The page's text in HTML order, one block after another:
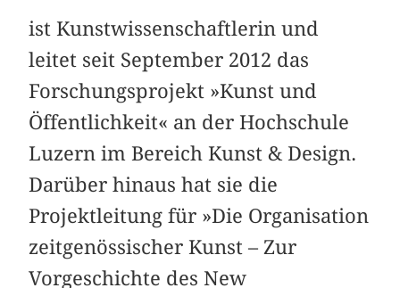
ist Kunstwissenschaftlerin und
leitet seit September 2012 das
Forschungsprojekt »Kunst und
Öffentlichkeit« an der Hochschule
Luzern im Bereich Kunst & Design.
Darüber hinaus hat sie die
Projektleitung für »Die Organisation
zeitgenössischer Kunst – Zur
Vorgeschichte des New